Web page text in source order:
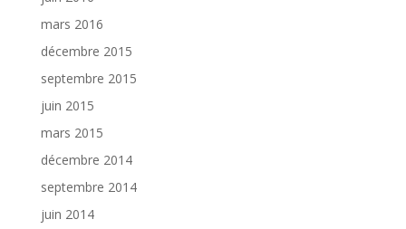
mars 2016
décembre 2015
septembre 2015
juin 2015
mars 2015
décembre 2014
septembre 2014
juin 2014